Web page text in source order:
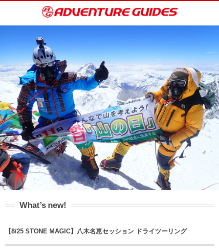
What’s new!
【8/25 STONE MAGIC】八木名恵セッション ドライツーリング